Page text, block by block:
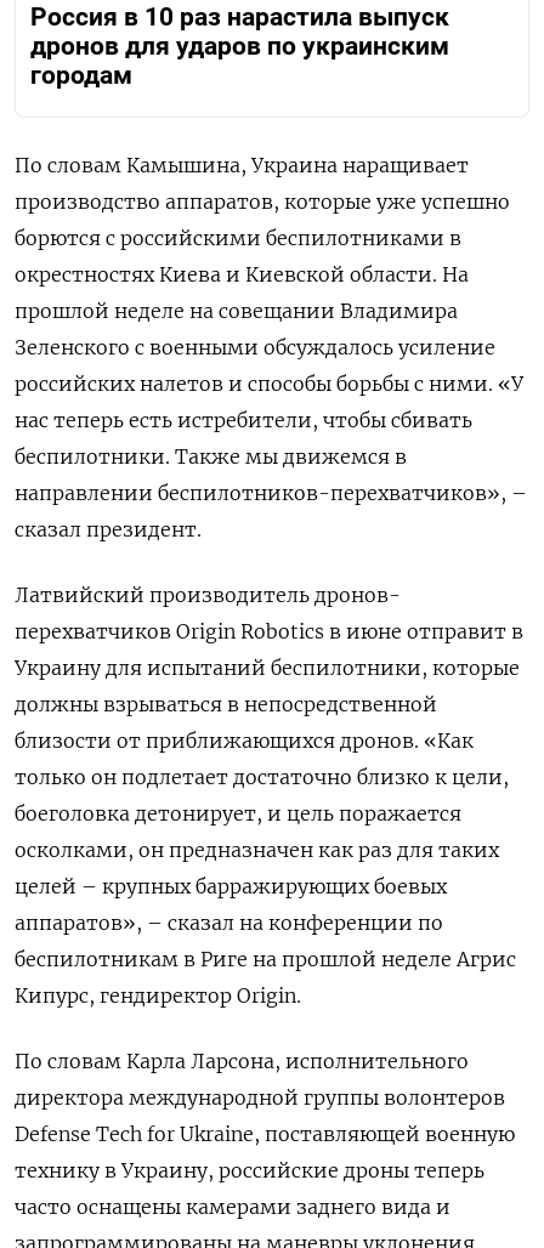
Россия в 10 раз нарастила выпуск
дронов для ударов по украинским
городам
По словам Камышина, Украина наращивает
производство аппаратов, которые уже успешно
борются с российскими беспилотниками в
окрестностях Киева и Киевской области. На
прошлой неделе на совещании Владимира
Зеленского с военными обсуждалось усиление
российских налетов и способы борьбы с ними. «У
нас теперь есть истребители, чтобы сбивать
беспилотники. Также мы движемся в
направлении беспилотников-перехватчиков», –
сказал президент.
Латвийский производитель дронов-
перехватчиков Origin Robotics в июне отправит в
Украину для испытаний беспилотники, которые
должны взрываться в непосредственной
близости от приближающихся дронов. «Как
только он подлетает достаточно близко к цели,
боеголовка детонирует, и цель поражается
осколками, он предназначен как раз для таких
целей – крупных барражирующих боевых
аппаратов», – сказал на конференции по
беспилотникам в Риге на прошлой неделе Агрис
Кипурс, гендиректор Origin.
По словам Карла Ларсона, исполнительного
директора международной группы волонтеров
Defense Tech for Ukraine, поставляющей военную
технику в Украину, российские дроны теперь
часто оснащены камерами заднего вида и